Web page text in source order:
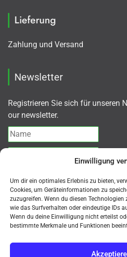
Einwilligung
Um dir ein optimales Erlebnis zu bieten,
Cookies, um Geräteinformationen zu
zuzugreifen. Wenn du diesen
wie das Surfverhalten oder eindeutige IDs
Wenn du deine Einwilligung nicht erteilst
bestimmte Merkmale und Funktionen
Lieferung
Zahlung und Versand
Newsletter
Registrieren Sie sich für unseren
our newsletter.
Abonnieren